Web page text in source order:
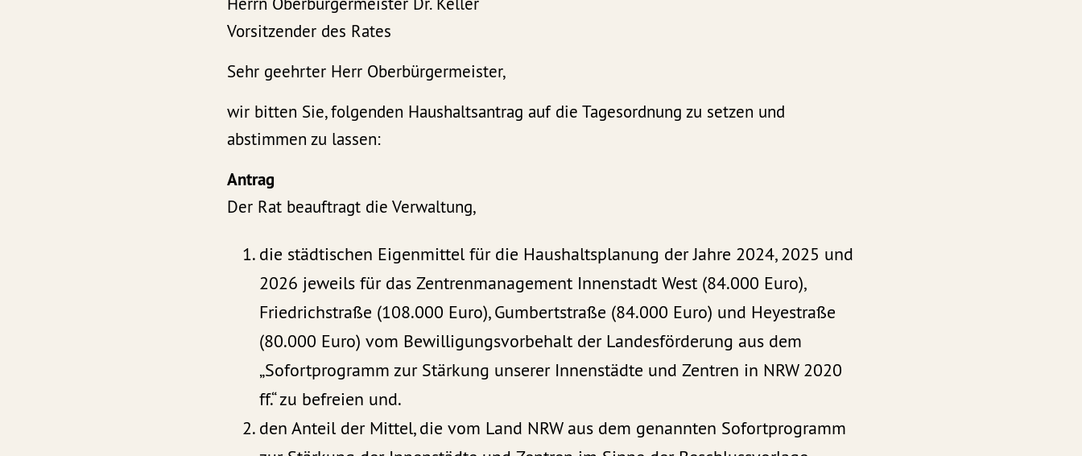
Vorsitzender des Rates
Sehr geehrter Herr Oberbürgermeister,
wir bitten Sie, folgenden Haushaltsantrag auf die Tagesordnung zu setzen und
abstimmen zu lassen:
Antrag
Der Rat beauftragt die Verwaltung,
die städtischen Eigenmittel für die Haushaltsplanung der Jahre 2024, 2025 und
2026 jeweils für das Zentrenmanagement Innenstadt West (84.000 Euro),
Friedrichstraße (108.000 Euro), Gumbertstraße (84.000 Euro) und Heyestraße
(80.000 Euro) vom Bewilligungsvorbehalt der Landesförderung aus dem
„Sofortprogramm zur Stärkung unserer Innenstädte und Zentren in NRW 2020
ff.“ zu befreien und.
den Anteil der Mittel, die vom Land NRW aus dem genannten Sofortprogramm